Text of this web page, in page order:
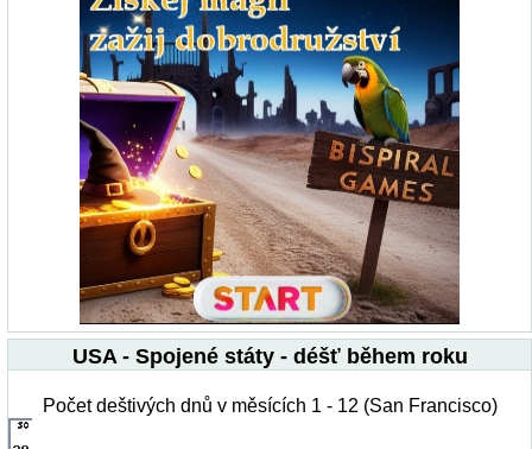
USA - Spojené státy - déšť během roku
Počet deštivých dnů v měsících 1 - 12 (San Francisco)